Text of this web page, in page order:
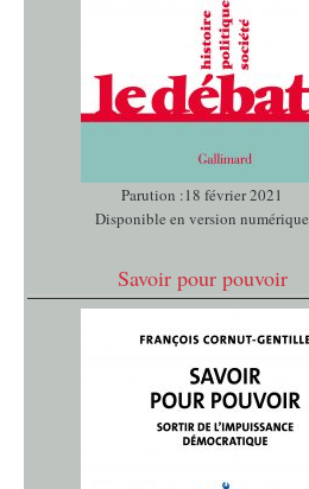
Parution :18 février 2021
Disponible en version numérique
Savoir pour pouvoir